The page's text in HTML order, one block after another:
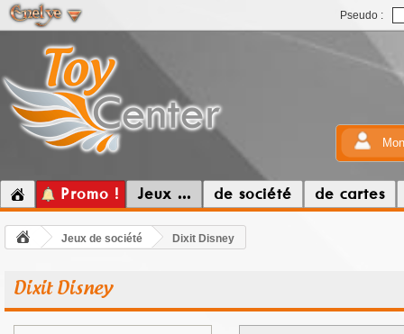
Pseudo :
Promo ! Jeux ... de société de cartes
Jeux de société Dixit Disney
Dixit Disney